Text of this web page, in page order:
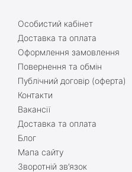
Особистий кабінет
Доставка та оплата
Оформлення замовлення
Повернення та обмін
Публічний договір (оферта)
Контакти
Вакансії
Доставка та оплата
Блог
Мапа сайту
Зворотній зв’язок